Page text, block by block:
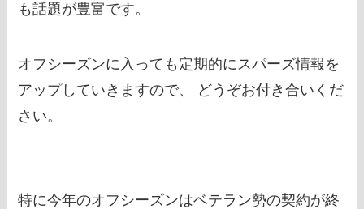
も話題が豊富です。
オフシーズンに入っても定期的にスパーズ情報を
アップしていきますので、 どうぞお付き合いくだ
さい。
特に今年のオフシーズンはベテラン勢の契約が終